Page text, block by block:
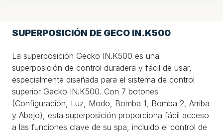
SUPERPOSICIÓN DE GECO IN.K500
La superposición Gecko IN.K500 es una
superposición de control duradera y fácil de usar,
especialmente diseñada para el sistema de control
superior Gecko IN.K500. Con 7 botones
(Configuración, Luz, Modo, Bomba 1, Bomba 2, Arriba
y Abajo), esta superposición proporciona fácil acceso
a las funciones clave de su spa, incluido el control de